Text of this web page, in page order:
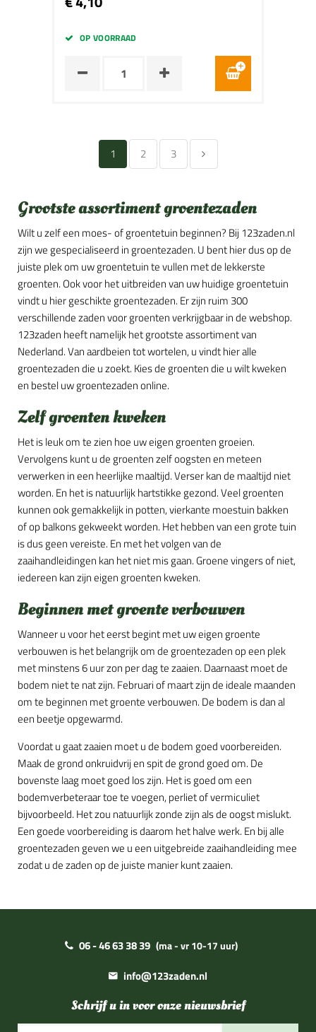
OP VOORRAAD
1 2 3
Grootste assortiment groentezaden
Wilt u zelf een moes- of groentetuin beginnen? Bij 123zaden.nl
zijn we gespecialiseerd in groentezaden. U bent hier dus op de
juiste plek om uw groentetuin te vullen met de lekkerste
groenten. Ook voor het uitbreiden van uw huidige groentetuin
vindt u hier geschikte groentezaden. Er zijn ruim 300
verschillende zaden voor groenten verkrijgbaar in de webshop.
123zaden heeft namelijk het grootste assortiment van
Nederland. Van aardbeien tot wortelen, u vindt hier alle
groentezaden die u zoekt. Kies de groenten die u wilt kweken
en bestel uw groentezaden online.
Zelf groenten kweken
Het is leuk om te zien hoe uw eigen groenten groeien.
Vervolgens kunt u de groenten zelf oogsten en meteen
verwerken in een heerlijke maaltijd. Verser kan de maaltijd niet
worden. En het is natuurlijk hartstikke gezond. Veel groenten
kunnen ook gemakkelijk in potten, vierkante moestuin bakken
of op balkons gekweekt worden. Het hebben van een grote tuin
is dus geen vereiste. En met het volgen van de
zaaihandleidingen kan het niet mis gaan. Groene vingers of niet,
iedereen kan zijn eigen groenten kweken.
Beginnen met groente verbouwen
Wanneer u voor het eerst begint met uw eigen groente
verbouwen is het belangrijk om de groentezaden op een plek
met minstens 6 uur zon per dag te zaaien. Daarnaast moet de
bodem niet te nat zijn. Februari of maart zijn de ideale maanden
om te beginnen met groente verbouwen. De bodem is dan al
een beetje opgewarmd.
Voordat u gaat zaaien moet u de bodem goed voorbereiden.
Maak de grond onkruidvrij en spit de grond goed om. De
bovenste laag moet goed los zijn. Het is goed om een
bodemverbeteraar toe te voegen, perliet of vermiculiet
bijvoorbeeld. Het zou natuurlijk zonde zijn als de oogst mislukt.
Een goede voorbereiding is daarom het halve werk. En bij alle
groentezaden geven we u een uitgebreide zaaihandleiding mee
zodat u de zaden op de juiste manier kunt zaaien.
06 - 46 63 38 39 (ma - vr 10-17 uur)
info@123zaden.nl
Schrijf u in voor onze nieuwsbrief